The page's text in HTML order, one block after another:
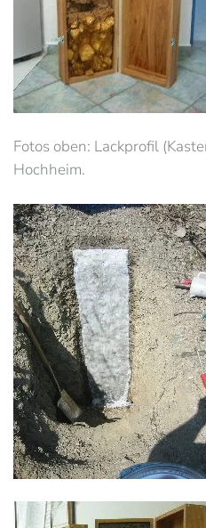
Fotos oben: Lackprofil
Hochheim.